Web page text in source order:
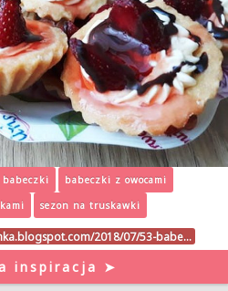
babeczki
babeczki z owocami
sezon na truskawki
2018/07/53-babe…
inspiracja ➤